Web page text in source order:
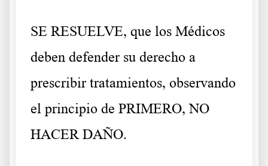
SE RESUELVE, que los Médicos
deben defender su derecho a
prescribir tratamientos, observando
el principio de PRIMERO, NO
HACER DAÑO.